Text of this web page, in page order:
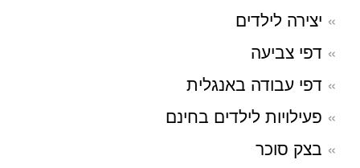
יצירה לילדים
דפי צביעה
דפי עבודה באנגלית
פעילויות לילדים בחינם
בצק סוכר